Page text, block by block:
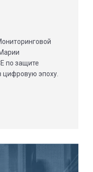
по защите
цифровую эпоху.